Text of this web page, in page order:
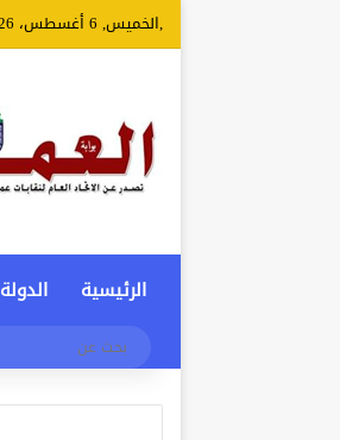
,الخميس, 6 أغسطس، 2026 12:24 مساءً
الرئيسية الدولة